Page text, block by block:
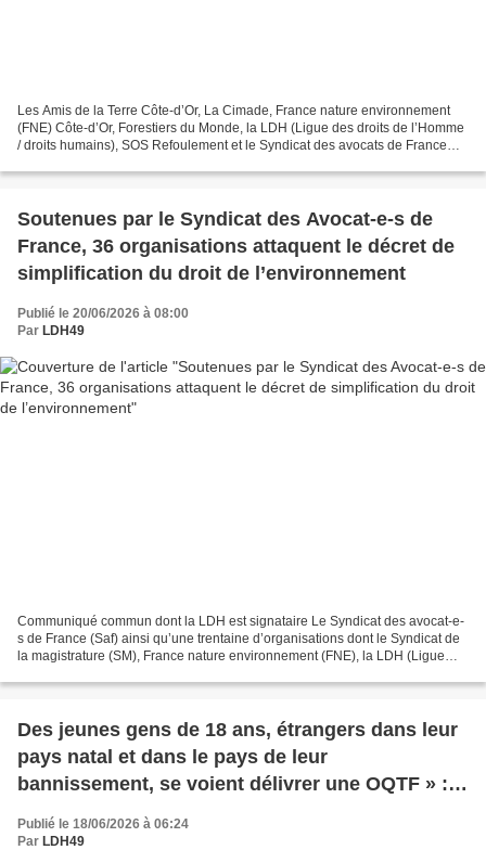
Les Amis de la Terre Côte-d’Or, La Cimade, France nature environnement
(FNE) Côte-d’Or, Forestiers du Monde, la LDH (Ligue des droits de l’Homme
/ droits humains), SOS Refoulement et le Syndicat des avocats de France
Soutenues par le Syndicat des Avocat-e-s de
France, 36 organisations attaquent le décret de
simplification du droit de l’environnement
Publié le 20/06/2026 à 08:00
Par LDH49
Communiqué commun dont la LDH est signataire Le Syndicat des avocat-e-
s de France (Saf) ainsi qu’une trentaine d’organisations dont le Syndicat de
la magistrature (SM), France nature environnement (FNE), la LDH (Ligue
Des jeunes gens de 18 ans, étrangers dans leur
pays natal et dans le pays de leur
bannissement, se voient délivrer une OQTF » :
Publié le 18/06/2026 à 06:24
Par LDH49